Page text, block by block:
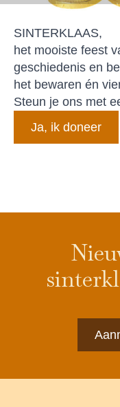
SINTERKLAAS,
het mooiste feest
geschiedenis en
het bewaren én
Steun je ons met
Ja, ik doneer